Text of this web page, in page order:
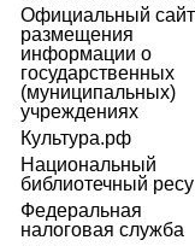
Официальный
размещения
информации о
государственных
(муниципальных)
учреждениях
Культура.рф
Национальный
библиотечный
Федеральная
налоговая служба